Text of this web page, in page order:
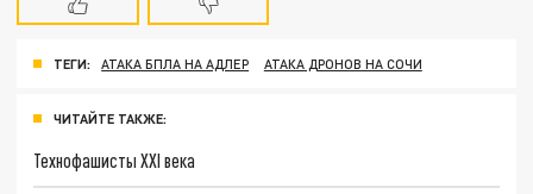
ТЕГИ: АТАКА БПЛА НА АДЛЕР АТАКА ДРОНОВ НА СОЧИ
ЧИТАЙТЕ ТАКЖЕ:
Технофашисты XXI века